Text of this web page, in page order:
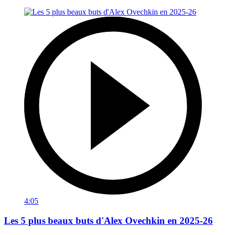
4:05
Les 5 plus beaux buts d'Alex Ovechkin en 2025-26